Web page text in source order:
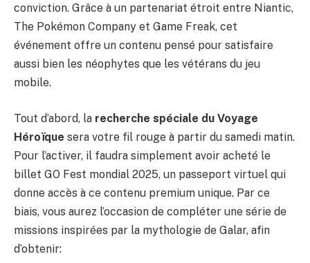
conviction. Grâce à un partenariat étroit entre Niantic,
The Pokémon Company et Game Freak, cet
événement offre un contenu pensé pour satisfaire
aussi bien les néophytes que les vétérans du jeu
mobile.
Tout d’abord, la recherche spéciale du Voyage
Héroïque sera votre fil rouge à partir du samedi matin.
Pour l’activer, il faudra simplement avoir acheté le
billet GO Fest mondial 2025, un passeport virtuel qui
donne accès à ce contenu premium unique. Par ce
biais, vous aurez l’occasion de compléter une série de
missions inspirées par la mythologie de Galar, afin
d’obtenir: